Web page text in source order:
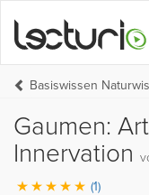
Gaumen:
Innervation
(1)